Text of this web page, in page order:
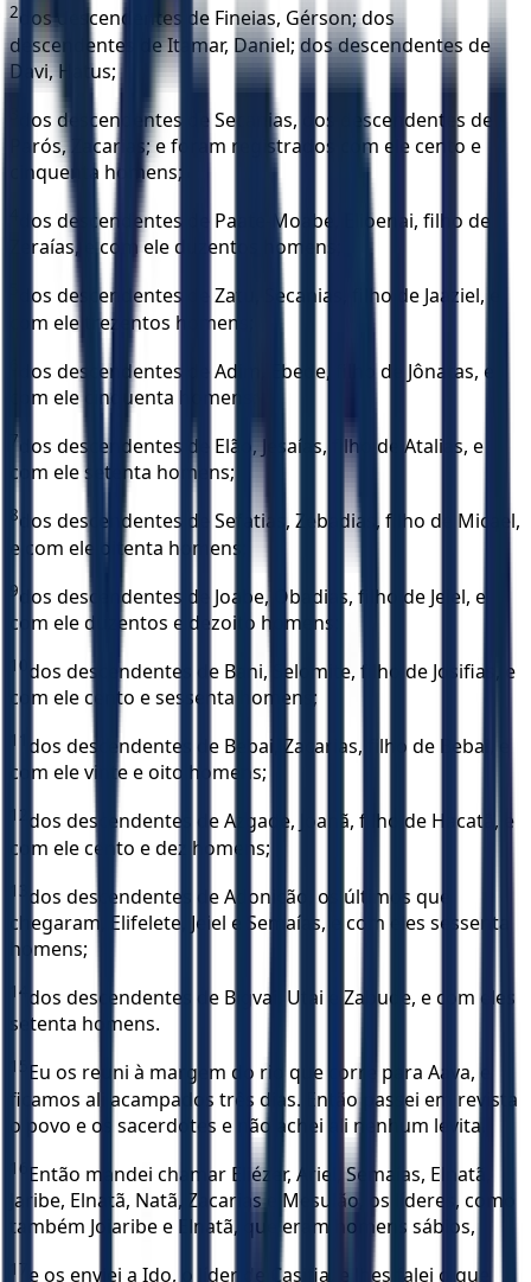
2dos descendentes de Fineias, Gérson; dos
descendentes de Itamar, Daniel; dos descendentes de
Davi, Hatus;
dos descendentes de Secanias, dos descendentes de
Parós, Zacarias; e foram registrados com ele cento e
cinquenta homens;
dos descendentes de Paate-Moabe, Elioenai, filho de
Zeraías, e com ele duzentos homens;
dos descendentes de Zatu, Secanias, filho de Jaaziel, e
com ele trezentos homens;
dos descendentes de Adim, Ebede, filho de Jônatas, e
com ele cinquenta homens;
7
dos descendentes de Elão, Jesaías, filho de Atalias, e
com ele setenta homens;
8dos descendentes de Sefatias, Zebadias, filho de Micael,
e com ele oitenta homens;
9dos descendentes de Joabe, Obadias, filho de Jeiel, e
com ele duzentos e dezoito homens;
10 dos descendentes de Bani, Selomite, filho de Josifias, e
com ele cento e sessenta homens;
11
dos descendentes de Bebai, Zacarias, filho de Bebai, e
com ele vinte e oito homens;
12 dos descendentes de Azgade, Joanã, filho de Hacatã, e
com ele cento e dez homens;
13 dos descendentes de Adonicão, os últimos que
chegaram, Elifelete, Jeiel e Semaías, e com eles sessenta
homens;
14 dos descendentes de Bigvai, Utai e Zabude, e com eles
setenta homens.
15 Eu os reuni à margem do rio que corre para Aava, e
ficamos ali acampados três dias. Então passei em revista
o povo e os sacerdotes e não achei ali nenhum levita.
16 Então mandei chamar Eliézer, Ariel, Semaías, Elnatã,
Jaribe, Elnatã, Natã, Zacarias e Mesulão, os líderes, como
também Joiaribe e Elnatã, que eram homens sábios,
17 e os enviei a Ido, o líder de Casifia, e lhes falei o que